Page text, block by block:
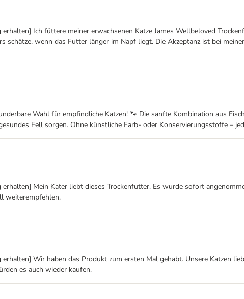
Ich füttere meiner erwachsenen Katze James Wellbeloved
schätze, wenn das Futter länger im Napf liegt. Die Akzeptanz ist bei
Wahl für empfindliche Katzen! 🐾 Die sanfte Kombination aus
Fell sorgen. Ohne künstliche Farb- oder Konservierungsstoffe –
Mein Kater liebt dieses Trockenfutter. Es wurde sofort
weiterempfehlen.
Wir haben das Produkt zum ersten Mal gehabt. Unsere Katzen
es auch wieder kaufen.